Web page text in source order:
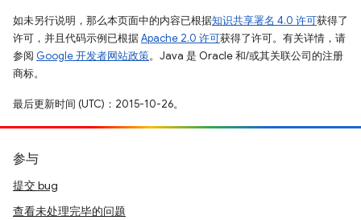
如未另行说明，那么本页面中的内容已根据知识共享署名 4.0 许可获得了
许可，并且代码示例已根据Apache 2.0 许可获得了许可。有关详情，请
参阅 Google 开发者网站政策。Java 是 Oracle 和/或其关联公司的注册
商标。
最后更新时间 (UTC)：2015-10-26。
参与
提交 bug
查看未处理完毕的问题